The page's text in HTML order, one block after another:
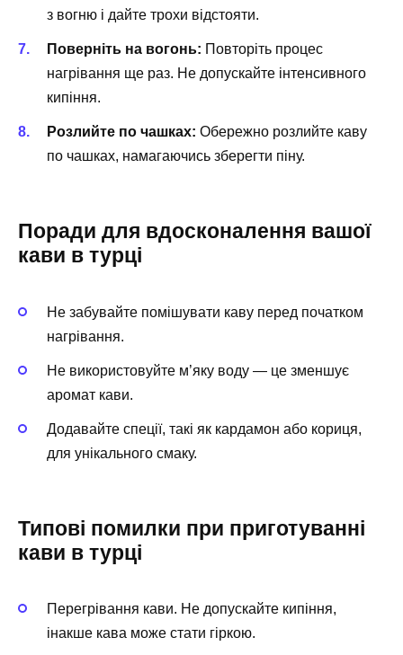
з вогню і дайте трохи відстояти.
Поверніть на вогонь: Повторіть процес
нагрівання ще раз. Не допускайте інтенсивного
кипіння.
Розлийте по чашках: Обережно розлийте каву
по чашках, намагаючись зберегти піну.
Поради для вдосконалення вашої
кави в турці
Не забувайте помішувати каву перед початком
нагрівання.
Не використовуйте м’яку воду — це зменшує
аромат кави.
Додавайте спеції, такі як кардамон або кориця,
для унікального смаку.
Типові помилки при приготуванні
кави в турці
Перегрівання кави. Не допускайте кипіння,
інакше кава може стати гіркою.